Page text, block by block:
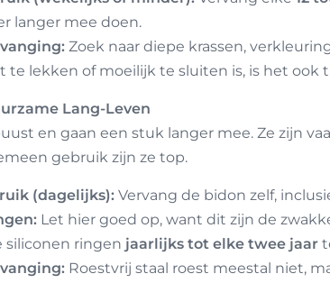
langer mee doen.
Zoek naar diepe krassen,
lekken of moeilijk te sluiten is, is het ook
Lang-Leven
en gaan een stuk langer mee. Ze zijn
gebruik zijn ze top.
(dagelijks): Vervang de bidon zelf,
Let hier goed op, want dit zijn de
siliconen ringen jaarlijks tot elke twee jaar
Roestvrij staal roest meestal niet,